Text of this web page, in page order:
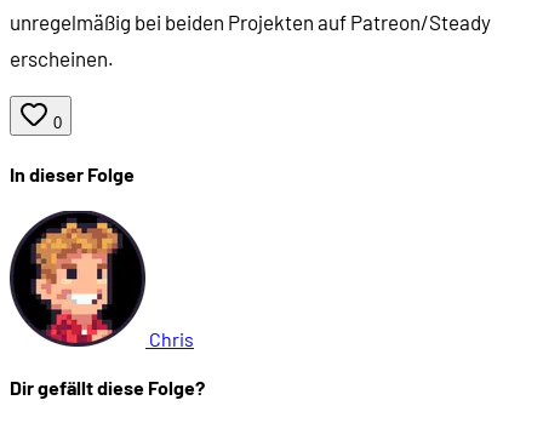
unregelmäßig bei beiden Projekten auf Patreon/Steady
erscheinen.
0
In dieser Folge
Chris
Dir gefällt diese Folge?